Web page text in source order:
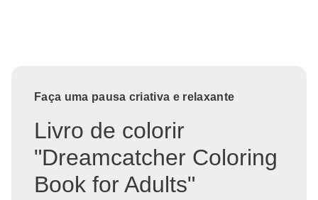
Faça uma pausa criativa e relaxante
Livro de colorir
"Dreamcatcher Coloring
Book for Adults"